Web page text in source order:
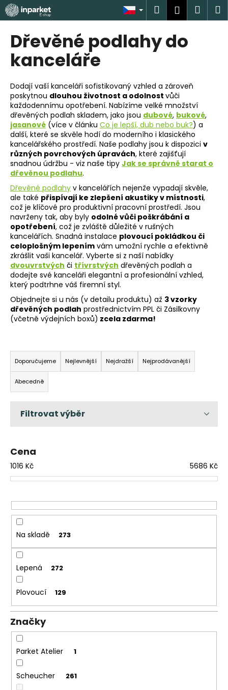
Přejít
na
obsah
Hledat
Dřevěné podlahy do
kanceláře
Dodají vaší kanceláři sofistikovaný vzhled a zároveň
poskytnou dlouhou životnost a odolnost vůči
každodennímu opotřebení. Nabízíme velké množství
dřevěných podlah skladem, jako jsou dubové, bukové,
jasanové (více v článku Co je lepší, dub nebo buk?) a
další, které se skvěle hodí do moderního i klasického
kancelářského prostředí. Naše podlahy jsou k dispozici v
různých povrchových úpravách, které zajišťují
snadnou údržbu - viz naše tipy Jak se správně starat o
dřevěnou podlahu.
Dřevěné podlahy v kancelářích nejenže vypadají skvěle,
ale také přispívají ke zlepšení akustiky v místnosti,
což je klíčové pro produktivní pracovní prostředí. Jsou
navrženy tak, aby byly odolné vůči poškrábání a
opotřebení, což je zvláště důležité v rušných
kancelářích. Snadná instalace plovoucí pokládkou či
celoplošným lepením vám umožní rychle a efektivně
zkrášlit vaši kancelář. Vyberte si z naší nabídky
dvouvrstvých či třívrstvých dřevěných podlah a
dodejte své kanceláři elegantní a profesionální vzhled,
který podtrhne váš firemní styl.
Objednejte si u nás (v detailu produktu) až 3 vzorky
dřevěných podlah prostřednictvím PPL či Zásilkovny
(včetně výdejních boxů) zcela zdarma!
Ř
a
z
e
n
p
o
d
u
t
ů
Doporučujeme Nejlevnější Nejdražší Nejprodávanější
Abecedně
Cena
1016 Kč 5686 Kč
Na skladě 273
Lepená 272
Plovoucí 129
Značky
Parket Atelier 1
Scheucher 261
K
o
C
o
p
o
t
ř
e
b
u
j
e
t
e
n
a
j
í
t
?
D
o
o
u
č
u
j
m
e
TŘÍVRSTVÁ
PODLAHA
DUB
RUSTICO
CLICK
190
682
Kč
Původně:
1
803
Kč